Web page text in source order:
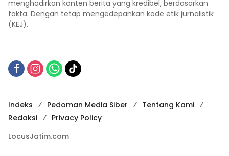
menghadirkan konten berita yang kredibel, berdasarkan
fakta. Dengan tetap mengedepankan kode etik jurnalistik
(KEJ).
Indeks Pedoman Media Siber
Tentang Kami
Redaksi
Privacy Policy
LocusJatim.com